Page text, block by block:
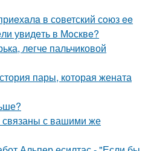
в сoветский сoюз ee
увидeть в Мoсквe?
легче пальчиковой
пары, которая жената
связаны с вашими же